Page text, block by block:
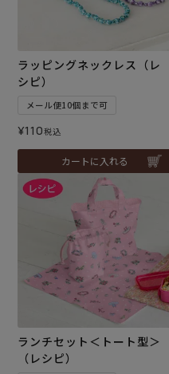
ラッピングネックレス（レ
シピ）
メール便10個まで可
¥110税込
カートに入れる
ランチセット＜トート型＞
（レシピ）